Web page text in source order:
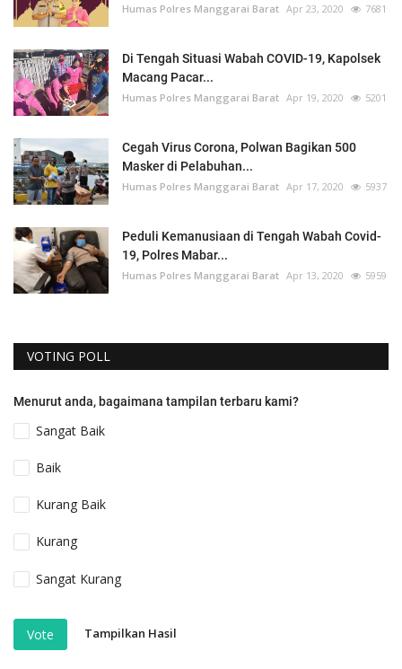
Humas Polres Manggarai Barat Apr 23, 2020 7681
Di Tengah Situasi Wabah COVID-19, Kapolsek
Macang Pacar...
Humas Polres Manggarai Barat Apr 19, 2020 5201
Cegah Virus Corona, Polwan Bagikan 500
Masker di Pelabuhan...
Humas Polres Manggarai Barat Apr 17, 2020 5937
Peduli Kemanusiaan di Tengah Wabah Covid-
19, Polres Mabar...
Humas Polres Manggarai Barat Apr 13, 2020 5959
VOTING POLL
Menurut anda, bagaimana tampilan terbaru kami?
Sangat Baik
Baik
Kurang Baik
Kurang
Sangat Kurang
Vote Tampilkan Hasil